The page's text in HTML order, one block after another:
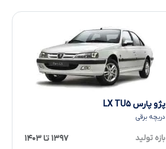
پژو پارس LX TU۵
دریچه برقی
بازه تولید ۱۳۹۷ تا ۱۴۰۳